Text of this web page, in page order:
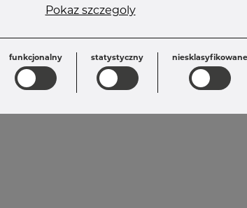
Pokaz szczegoly
funkcjonalny statystyczny niesklasyfikowane